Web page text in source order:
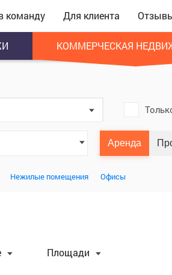
команду Для клиента
КОММЕРЧЕСКАЯ
Аренда
Нежилые помещения Офисы
Площади